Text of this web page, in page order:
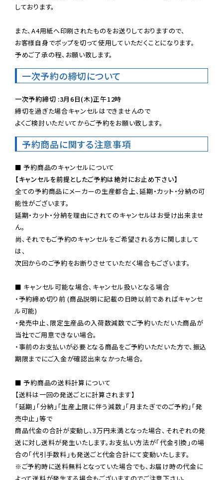
しております。
また、A4用紙へ印刷されたものをお送りしておりますので、
お客様自身でポップを切って使用していただくことになります。
予めご了承の程、お願い致します。
一次予約の締切について
一次予約締切 :3月6日(木)正午12時
締切を過ぎた場合キャンセルはできませんので
よくご検討いただいてからご予約をお願い致します。
予約商品に関する注意事項
【キャンセルを前提としたご予約は絶対にお止め下さい】
全ての予約商品にメーカーの生産都合上、延期・カット・分納の可
能性がございます。
延期・カット・分納を理由にされてのキャンセルはお受け出来ませ
ん。
尚、それでもご予約のキャンセルをご希望される方に関しまして
は、
次回からのご予約をお断りさせていただく場合もございます。
■ キャンセル可能な場合、キャンセル扱いとなる場合
・予約締め切り前 (商品説明に記載の日時以前であればキャンセ
ル可能)
・発売中止、限定生産品の入荷数減数でご予約いただいた商品が
当社でご用意できない場合。
・事前のお支払いが必要となる商品をご予約いただいた方で、振込
期限までにご入金が確認出来なかった場合。
■ 予約商品の送料計算について
【送料は一回の発送ごとに計算されます】
「延期」「分納」「生産上限に伴う減数」「月またぎでのご予約」「発
売中止」等で
商品代金の合計が変動し、3万円未満となった場合、それぞれの発
送に対し送料が発生いたします。お支払い方法が「代金引換」の場
※ご予約時に送料無料となっていた場合でも、お届け時の代金に
よって送料が発生する場合もございますのでご注意下さい。